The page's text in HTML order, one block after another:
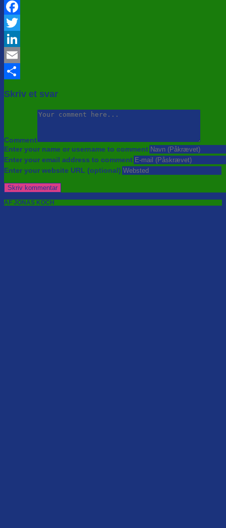
Facebook
Twitter
LinkedIn
Email
Skriv et svar
Comment
Enter your name or username to comment
Enter your email address to comment
Enter your website URL (optional)
AF JONAS KOCH